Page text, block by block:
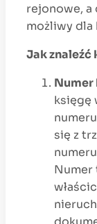
rejonowe,
możliwy dla
Jak znaleźć
Numer
księgę
się z
Numer